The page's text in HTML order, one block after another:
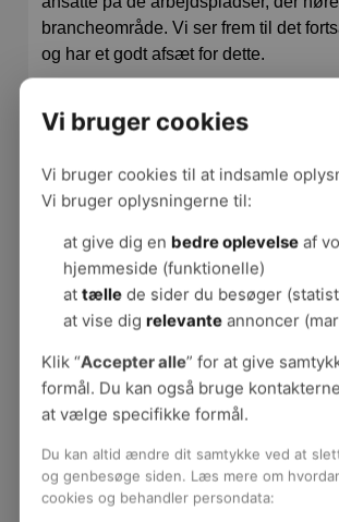
brancheområde. Vi ser frem til det
og har et godt afsæt for dette.
Hent materialet (åbnes i nyt vindue)
Hent digitalt materiale (gratis)
Vi bruger cookies
Vi bruger cookies til at indsamle
Vi bruger oplysningerne til:
at give dig en bedre oplevelseaf
hjemmeside (funktionelle)
at tællede sider du besøger
at vise dig relevanteannoncer
Klik “Accepter alle” for at give
formål. Du kan også bruge
at vælge specifikke formål.
Du kan altid ændre dit samtykke ved at
og genbesøge siden. Læs mere om
cookies og behandler persondata: